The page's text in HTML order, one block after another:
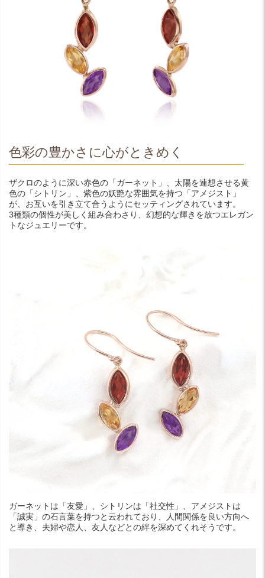
色彩の豊かさに心がときめく
ザクロのように深い赤色の「ガーネット」、太陽を連想させる黄
色の「シトリン」、紫色の妖艶な雰囲気を持つ「アメジスト」
が、お互いを引き立て合うようにセッティングされています。
3種類の個性が美しく組み合わさり、幻想的な輝きを放つエレガン
トなジュエリーです。
ガーネットは「友愛」、シトリンは「社交性」、アメジストは
「誠実」の石言葉を持つと云われており、人間関係を良い方向へ
と導き、夫婦や恋人、友人などとの絆を深めてくれそうです。